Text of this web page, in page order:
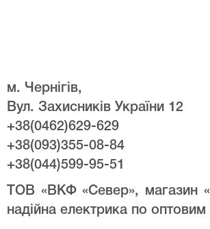
м. Чернігів,
Вул. Захисників України 12
+38(0462)629-629
+38(093)355-08-84
+38(044)599-95-51
ТОВ «ВКФ «Север», магазин
надійна електрика по оптовим